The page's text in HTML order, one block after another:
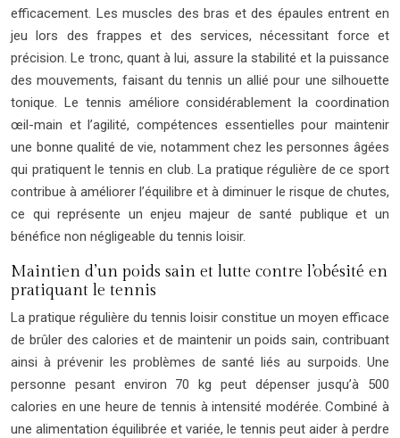
efficacement. Les muscles des bras et des épaules entrent en
jeu lors des frappes et des services, nécessitant force et
précision. Le tronc, quant à lui, assure la stabilité et la puissance
des mouvements, faisant du tennis un allié pour une silhouette
tonique. Le tennis améliore considérablement la coordination
œil-main et l’agilité, compétences essentielles pour maintenir
une bonne qualité de vie, notamment chez les personnes âgées
qui pratiquent le tennis en club. La pratique régulière de ce sport
contribue à améliorer l’équilibre et à diminuer le risque de chutes,
ce qui représente un enjeu majeur de santé publique et un
bénéfice non négligeable du tennis loisir.
Maintien d’un poids sain et lutte contre l’obésité en
pratiquant le tennis
La pratique régulière du tennis loisir constitue un moyen efficace
de brûler des calories et de maintenir un poids sain, contribuant
ainsi à prévenir les problèmes de santé liés au surpoids. Une
personne pesant environ 70 kg peut dépenser jusqu’à 500
calories en une heure de tennis à intensité modérée. Combiné à
une alimentation équilibrée et variée, le tennis peut aider à perdre